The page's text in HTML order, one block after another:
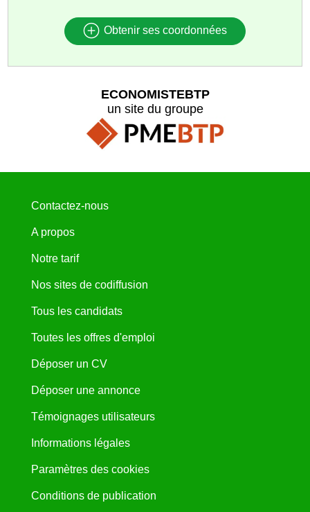
Obtenir ses coordonnées
ECONOMISTEBTP
un site du groupe
Contactez-nous
A propos
Notre tarif
Nos sites de codiffusion
Tous les candidats
Toutes les offres d'emploi
Déposer un CV
Déposer une annonce
Témoignages utilisateurs
Informations légales
Paramètres des cookies
Conditions de publication